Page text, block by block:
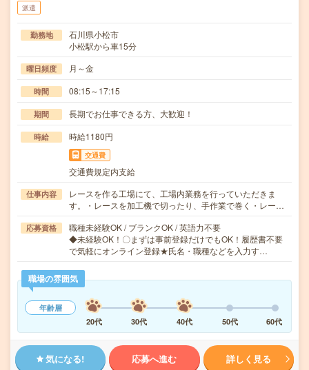
派遣
勤務地
石川県小松市
小松駅から車15分
曜日頻度 月～金
時間 08:15～17:15
期間 長期でお仕事できる方、大歓迎！
時給 時給1180円
交通費
交通費規定内支給
仕事内容
レースを作る工場にて、工場内業務を行っていただきま
す。・レースを加工機で切ったり、手作業で巻く・レー…
応募資格
職種未経験OK / ブランクOK / 英語力不要
◆未経験OK！〇まずは事前登録だけでもOK！履歴書不要
で気軽にオンライン登録★氏名・職種などを入力す…
職場の雰囲気
年齢層
20代
30代 40代 50代 60代
気になる! 応募へ進む 詳しく見る